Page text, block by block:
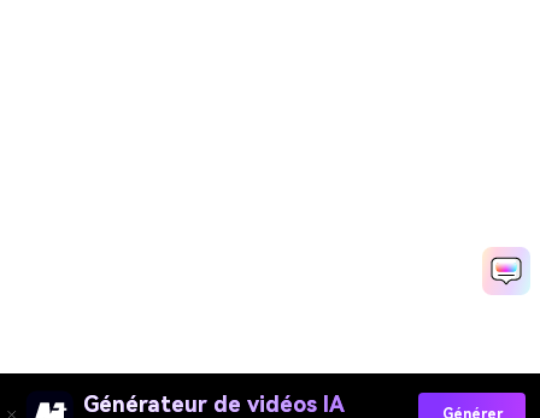
Générateur de vidéos IA Générer